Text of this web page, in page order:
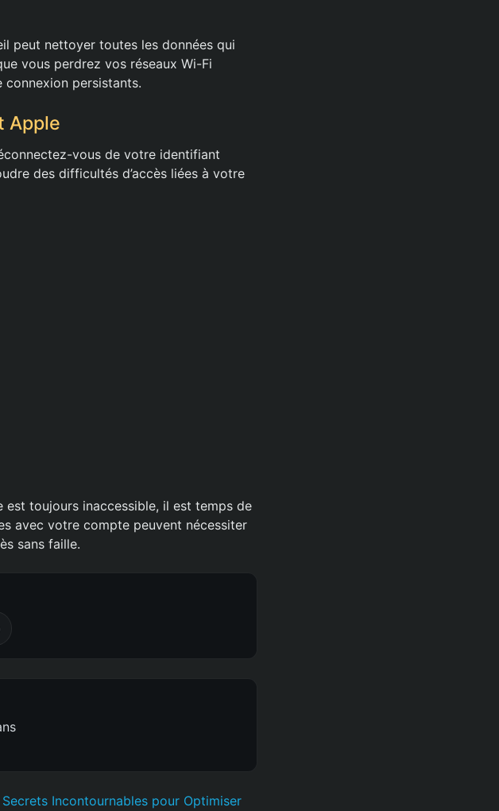
peut nettoyer toutes les données qui
vous perdrez vos réseaux Wi-Fi
connexion persistants.
Apple
vous de votre identifiant
des difficultés d’accès liées à votre
est toujours inaccessible, il est temps de
avec votre compte peuvent nécessiter
sans faille.
Incontournables pour Optimiser